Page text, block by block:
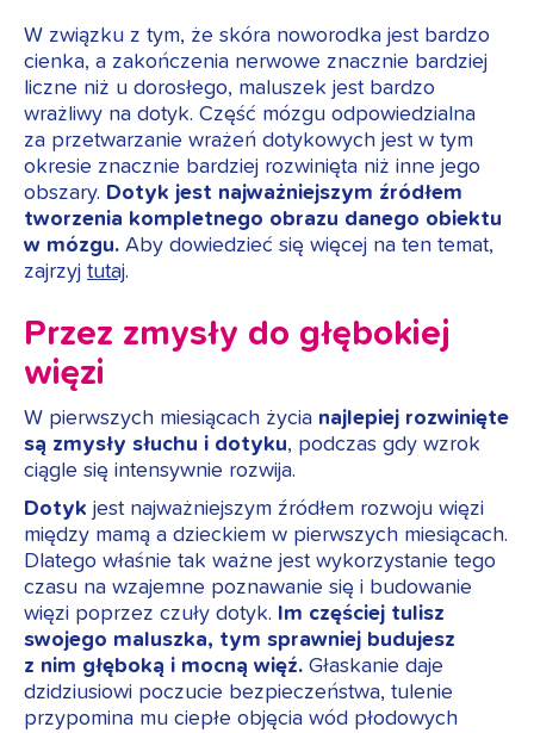
W związku z tym, że skóra noworodka jest bardzo
cienka, a zakończenia nerwowe znacznie bardziej
liczne niż u dorosłego, maluszek jest bardzo
wrażliwy na dotyk. Część mózgu odpowiedzialna
za przetwarzanie wrażeń dotykowych jest w tym
okresie znacznie bardziej rozwinięta niż inne jego
obszary. Dotyk jest najważniejszym źródłem
tworzenia kompletnego obrazu danego obiektu
w mózgu. Aby dowiedzieć się więcej na ten temat,
zajrzyj tutaj.
Przez zmysły do głębokiej
więzi
W pierwszych miesiącach życia najlepiej rozwinięte
są zmysły słuchu i dotyku, podczas gdy wzrok
ciągle się intensywnie rozwija.
Dotyk jest najważniejszym źródłem rozwoju więzi
między mamą a dzieckiem w pierwszych miesiącach.
Dlatego właśnie tak ważne jest wykorzystanie tego
czasu na wzajemne poznawanie się i budowanie
więzi poprzez czuły dotyk. Im częściej tulisz
swojego maluszka, tym sprawniej budujesz
z nim głęboką i mocną więź. Głaskanie daje
dzidziusiowi poczucie bezpieczeństwa, tulenie
przypomina mu ciepłe objęcia wód płodowych